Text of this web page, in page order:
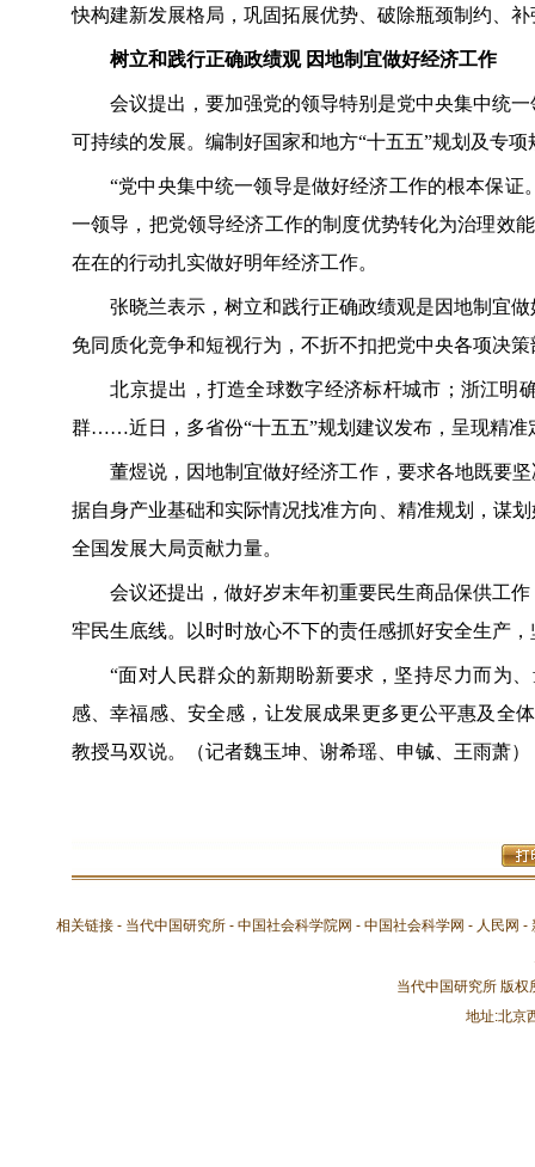
快构建新发展格局，巩固拓展优势、破除瓶颈制约、
树立和践行正确政绩观 因地制宜做好经济工作
会议提出，要加强党的领导特别是党中央集中统一
可持续的发展。编制好国家和地方“十五五”规划及专项
“党中央集中统一领导是做好经济工作的根本保证
一领导，把党领导经济工作的制度优势转化为治理效
在在的行动扎实做好明年经济工作。
张晓兰表示，树立和践行正确政绩观是因地制宜做
免同质化竞争和短视行为，不折不扣把党中央各项决
北京提出，打造全球数字经济标杆城市；浙江明
群……近日，多省份“十五五”规划建议发布，呈现精准
董煜说，因地制宜做好经济工作，要求各地既要坚
据自身产业基础和实际情况找准方向、精准规划，谋
全国发展大局贡献力量。
会议还提出，做好岁末年初重要民生商品保供工作
牢民生底线。以时时放心不下的责任感抓好安全生产
“面对人民群众的新期盼新要求，坚持尽力而为、
感、幸福感、安全感，让发展成果更多更公平惠及全
教授马双说。（记者魏玉坤、谢希瑶、申铖、王雨萧）
相关链接 - 当代中国研究所 -中国社会科学院网 -中国社会科学网 - 人民网 -
当代中国研究所 版
地址:北京